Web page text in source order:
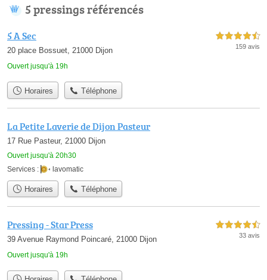
5 pressings référencés
5 A Sec
20 place Bossuet, 21000 Dijon
Ouvert jusqu'à 19h
4,5 étoiles sur 5
159 avis
Horaires Téléphone
La Petite Laverie de Dijon Pasteur
17 Rue Pasteur, 21000 Dijon
Ouvert jusqu'à 20h30
Services :
lavomatic
Horaires Téléphone
Pressing - Star Press
39 Avenue Raymond Poincaré, 21000 Dijon
Ouvert jusqu'à 19h
4,5 étoiles sur 5
33 avis